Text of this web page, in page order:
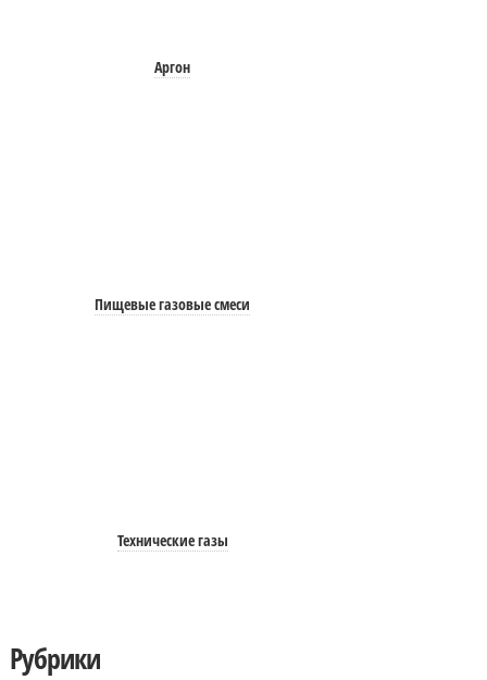
Аргон
Пищевые газовые смеси
Технические газы
Рубрики